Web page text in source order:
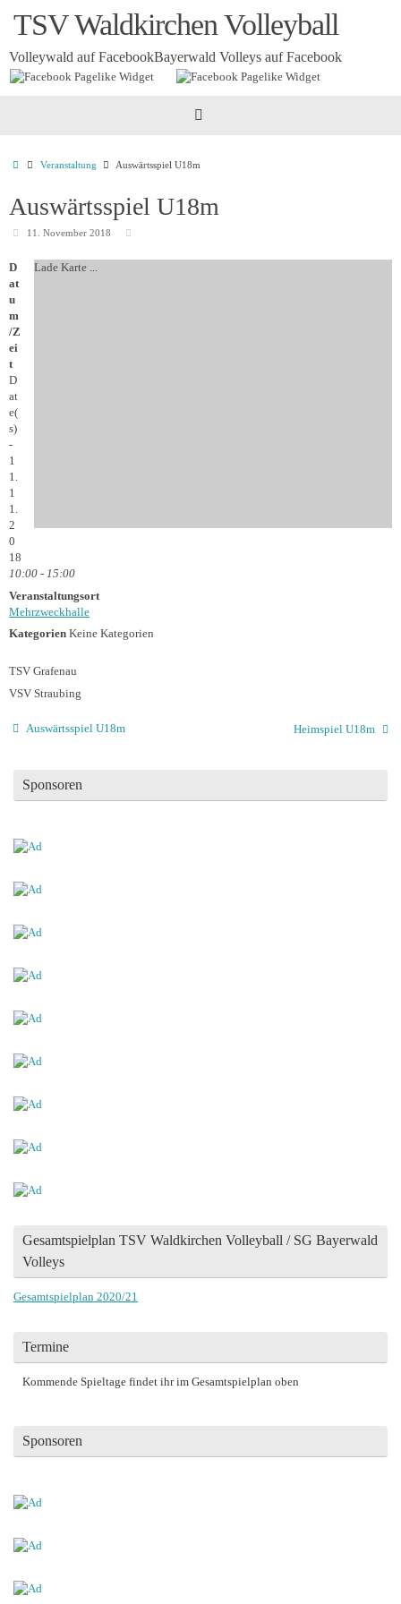
InhaltTSV Waldkirchen Volleyball
Volleywald auf FacebookBayerwald Volleys auf Facebook
Startseite
Veranstaltung Auswärtsspiel U18m
Auswärtsspiel U18m
11. November 2018
Lade Karte ...
D
at
u
m
/Z
ei
t
D
at
e(
s)
-
1
1.
1
1.
2
0
18
10:00 - 15:00
Veranstaltungsort
Mehrzweckhalle
Kategorien Keine Kategorien
TSV Grafenau
VSV Straubing
Auswärtsspiel U18m Heimspiel U18m
Sponsoren
Gesamtspielplan TSV Waldkirchen Volleyball / SG Bayerwald
Volleys
Gesamtspielplan 2020/21
Termine
Kommende Spieltage findet ihr im Gesamtspielplan oben
Sponsoren